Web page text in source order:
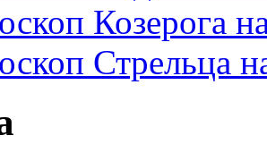
Козерога
Стрельца